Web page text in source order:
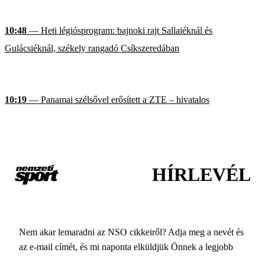
10:48 — Heti légiósprogram: bajnoki rajt Sallaiéknál és
Gulácsiéknál, székely rangadó Csíkszeredában
10:19 — Panamai szélsővel erősített a ZTE – hivatalos
HÍRLEVÉL
Nem akar lemaradni az NSO cikkeiről? Adja meg a nevét és
az e-mail címét, és mi naponta elküldjük Önnek a legjobb